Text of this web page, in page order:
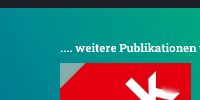
.... weitere Publikationen